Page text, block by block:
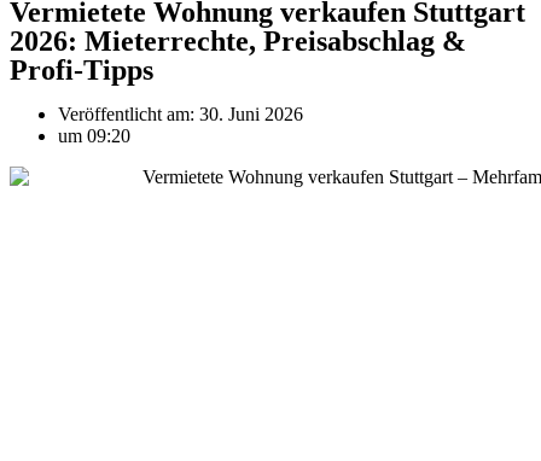
Vermietete Wohnung verkaufen Stuttgart
2026: Mieterrechte, Preisabschlag &
Profi-Tipps
Veröffentlicht am: 30. Juni 2026
um 09:20